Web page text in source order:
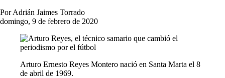
Por Adrián Jaimes Torrado
domingo, 9 de febrero de 2020
Arturo Ernesto Reyes Montero nació en Santa Marta el 8
de abril de 1969.